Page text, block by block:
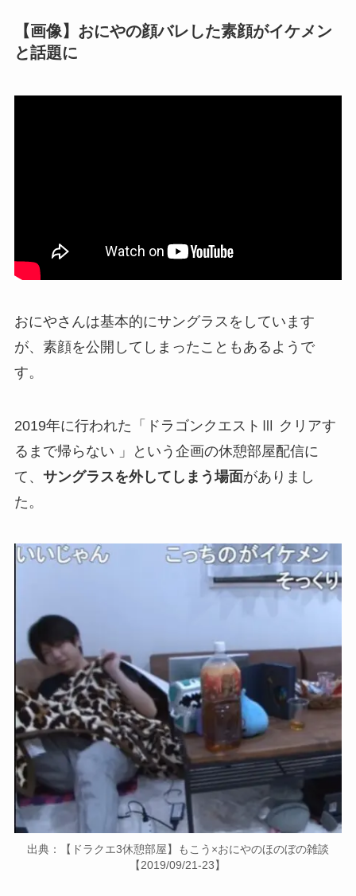
【画像】おにやの顔バレした素顔がイケメン
と話題に
おにやさんは基本的にサングラスをしています
が、素顔を公開してしまったこともあるようで
す。
2019年に行われた「ドラゴンクエストⅢ クリアす
るまで帰らない 」という企画の休憩部屋配信に
て、 サングラスを外してしまう場面がありまし
た。
出典：【ドラクエ3休憩部屋】もこう×おにやのほのぼの雑談
【2019/09/21-23】